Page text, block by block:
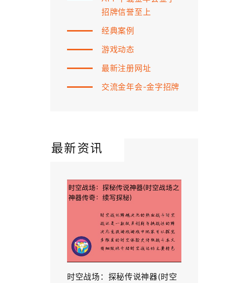
招牌信誉至上
经典案例
游戏动态
最新注册网址
交流金年会-金字招牌
最新资讯
时空战场：探秘传说神器(时空